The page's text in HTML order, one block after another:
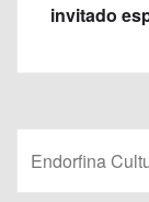
invitado
Endorfina